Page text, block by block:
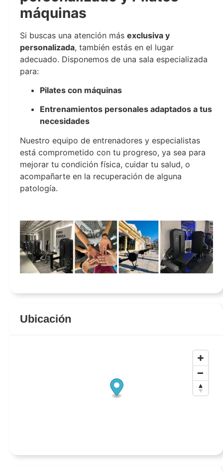
máquinas
Si buscas una atención más exclusiva y
personalizada, también estás en el lugar
adecuado. Disponemos de una sala especializada
para:
Pilates con máquinas
Entrenamientos personales adaptados a tus
necesidades
Nuestro equipo de entrenadores y especialistas
está comprometido con tu progreso, ya sea para
mejorar tu condición física, cuidar tu salud, o
acompañarte en la recuperación de alguna
patología.
Ubicación